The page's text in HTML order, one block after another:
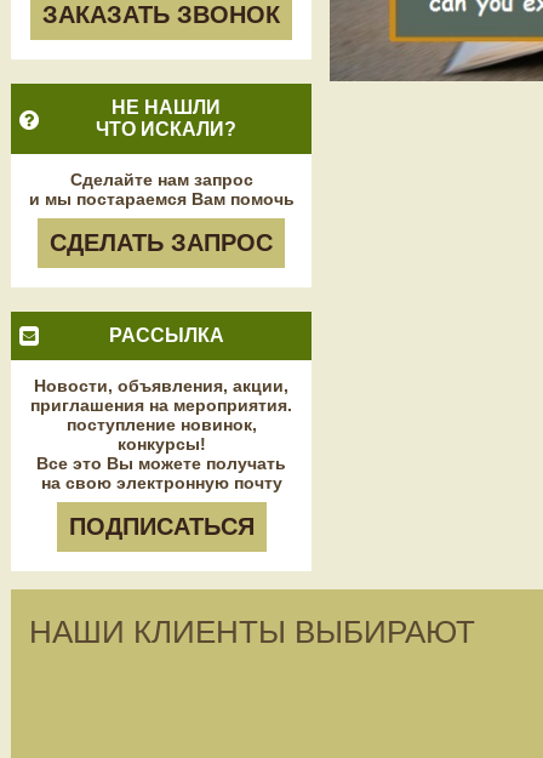
ЗАКАЗАТЬ ЗВОНОК
НЕ НАШЛИ
ЧТО ИСКАЛИ?
Сделайте нам запрос
и мы постараемся Вам помочь
СДЕЛАТЬ ЗАПРОС
РАССЫЛКА
Новости, объявления, акции,
приглашения на мероприятия.
поступление новинок,
конкурсы!
Все это Вы можете получать
на свою электронную почту
ПОДПИСАТЬСЯ
НАШИ КЛИЕНТЫ ВЫБИРАЮТ